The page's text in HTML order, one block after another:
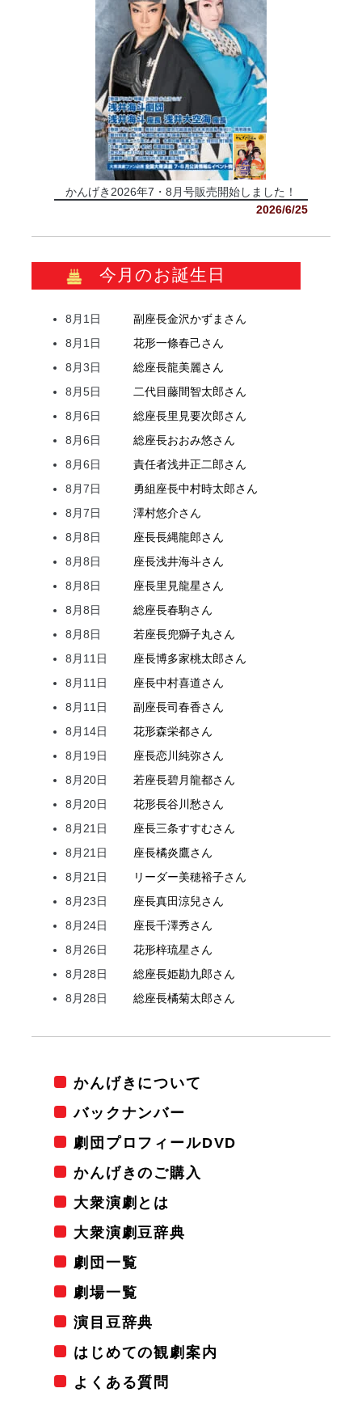
かんげき2026年7・8月号販売開始しました！
2026/6/25
今月のお誕生日
8月1日 副座長金沢かずま さん
8月1日
花形一條春己さん
8月3日
総座長龍美麗さん
8月5日
二代目藤間智太郎さん
8月6日
総座長里見要次郎さん
8月6日
総座長おおみ悠さん
8月6日
責任者浅井正二郎さん
8月7日
勇組座長中村時太郎さん
8月7日
澤村悠介さん
8月8日
座長長縄龍郎さん
8月8日
座長浅井海斗さん
8月8日
座長里見龍星さん
8月8日
総座長春駒さん
8月8日
若座長兜獅子丸さん
8月11日
座長博多家桃太郎さん
8月11日
座長中村喜道さん
8月11日
副座長司春香さん
8月14日
花形森栄都さん
8月19日
座長恋川純弥さん
8月20日
若座長碧月龍都さん
8月20日
花形長谷川愁さん
8月21日
座長三条すすむさん
8月21日
座長橘炎鷹さん
8月21日
リーダー美穂裕子さん
8月23日
座長真田涼兒さん
8月24日
座長千澤秀さん
8月26日
花形梓琉星さん
8月28日
総座長姫勘九郎さん
8月28日
総座長橘菊太郎さん
かんげきについて
バックナンバー
劇団プロフィールDVD
かんげきのご購入
大衆演劇とは
大衆演劇豆辞典
劇団一覧
劇場一覧
演目豆辞典
はじめての観劇案内
よくある質問